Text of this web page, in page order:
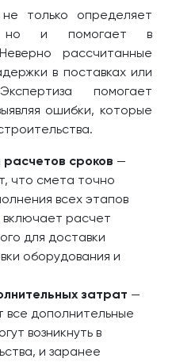
только определяет
но и помогает в
рассчитанные
в поставках или
помогает
ошибки, которые
сроков —
что смета точно
всех этапов
расчет
для доставки
оборудования и
затрат —
все дополнительные
возникнуть в
и заранее